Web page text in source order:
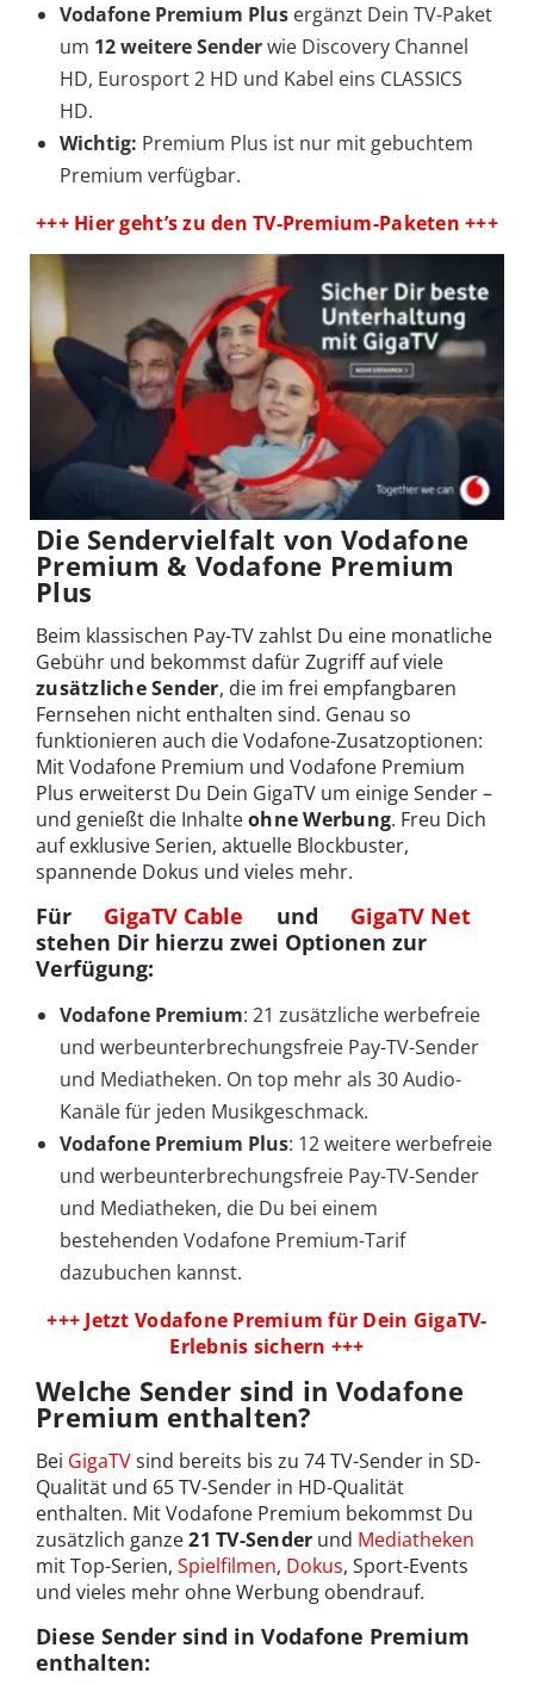
Vodafone Premium Plus ergänzt Dein TV-Paket
um 12 weitere Senderwie Discovery Channel
HD, Eurosport 2 HD und Kabel eins CLASSICS
HD.
Wichtig: Premium Plus ist nur mit gebuchtem
Premium verfügbar.
+++ Hier geht’s zu den TV-Premium-Paketen +++
Die Sendervielfalt von Vodafone
Premium & Vodafone Premium
Plus
Beim klassischen Pay-TV zahlst Du eine monatliche
Gebühr und bekommst dafür Zugriff auf viele
zusätzliche Sender, die im frei empfangbaren
Fernsehen nicht enthalten sind. Genau so
funktionieren auch die Vodafone-Zusatzoptionen:
Mit Vodafone Premium und Vodafone Premium
Plus erweiterst Du Dein GigaTV um einige Sender –
und genießt die Inhalteohne Werbung. Freu Dich
auf exklusive Serien, aktuelle Blockbuster,
spannende Dokus und vieles mehr.
Für GigaTV Cable und
GigaTV Net
stehen Dir hierzu zwei Optionen zur
Verfügung:
Vodafone Premium: 21 zusätzliche werbefreie
und werbeunterbrechungsfreie Pay-TV-Sender
und Mediatheken. On top mehr als 30 Audio-
Kanäle für jeden Musikgeschmack.
Vodafone Premium Plus: 12 weitere werbefreie
und werbeunterbrechungsfreie Pay-TV-Sender
und Mediatheken, die Du bei einem
bestehenden Vodafone Premium-Tarif
dazubuchen kannst.
+++ Jetzt Vodafone Premium für Dein GigaTV-
Erlebnis sichern +++
Welche Sender sind in Vodafone
Premium enthalten?
Bei GigaTVsind bereits bis zu 74 TV-Sender in SD-
Qualität und 65 TV-Sender in HD-Qualität
enthalten. Mit Vodafone Premium bekommst Du
zusätzlich ganze21 TV-Sender und Mediatheken
mit Top-Serien, Spielfilmen, Dokus, Sport-Events
und vieles mehr ohne Werbung obendrauf.
Diese Sender sind in Vodafone Premium
enthalten: